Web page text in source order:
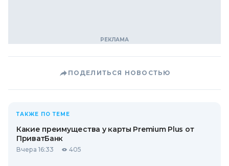
ПОДЕЛИТЬСЯ НОВОСТЬЮ
ТАКЖЕ ПО ТЕМЕ
Какие преимущества у карты Premium Plus от
ПриватБанк
Вчера 16:33 405